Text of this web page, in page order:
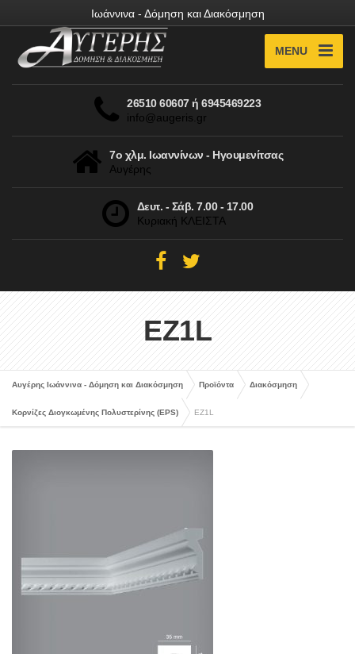
Ιωάννινα - Δόμηση και Διακόσμηση
MENU
26510 60607 ή 6945469223
info@augeris.gr
7ο χλμ. Ιωαννίνων - Ηγουμενίτσας
Αυγέρης
Δευτ. - Σάβ. 7.00 - 17.00
Κυριακή ΚΛΕΙΣΤΑ
EZ1L
Αυγέρης Ιωάννινα - Δόμηση και Διακόσμηση Προϊόντα Διακόσμηση
Κορνίζες Διογκωμένης Πολυστερίνης (EPS) EZ1L